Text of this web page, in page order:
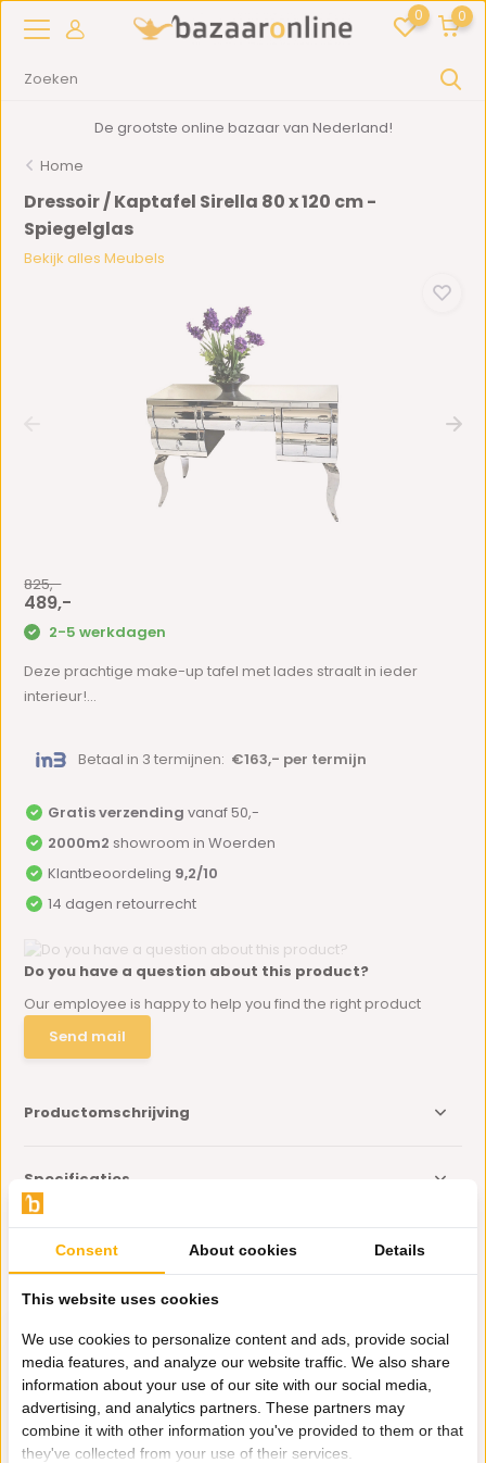
0 0
De grootste online bazaar van Nederland!
Home
Dressoir / Kaptafel Sirella 80 x 120 cm -
Spiegelglas
Bekijk alles Meubels
825,-
489,-
2-5 werkdagen
Deze prachtige make-up tafel met lades straalt in ieder
interieur!...
Betaal in 3 termijnen: €163,- per termijn
Gratis verzending vanaf 50,-
2000m2 showroom in Woerden
Klantbeoordeling 9,2/10
14 dagen retourrecht
Do you have a question about this product?
Our employee is happy to help you find the right product
Send mail
Productomschrijving
Specificaties
Delen
Eerder bekeken door jou
Dressoir / Kaptafel
Consent About cookies Details
This website uses cookies
We use cookies to personalize content and ads, provide social
media features, and analyze our website traffic. We also share
information about your use of our site with our social media,
advertising, and analytics partners. These partners may
combine it with other information you've provided to them or that
they've collected from your use of their services.